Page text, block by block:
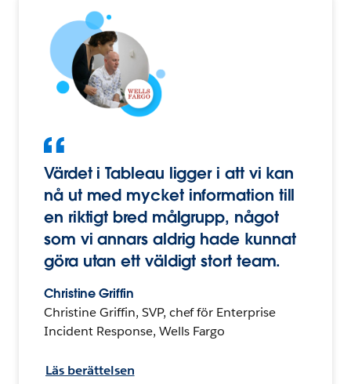
Värdet i Tableau ligger i att vi kan
nå ut med mycket information till
en riktigt bred målgrupp, något
som vi annars aldrig hade kunnat
göra utan ett väldigt stort team.
Christine Griffin
Christine Griffin, SVP, chef för Enterprise
Incident Response, Wells Fargo
Läs berättelsen